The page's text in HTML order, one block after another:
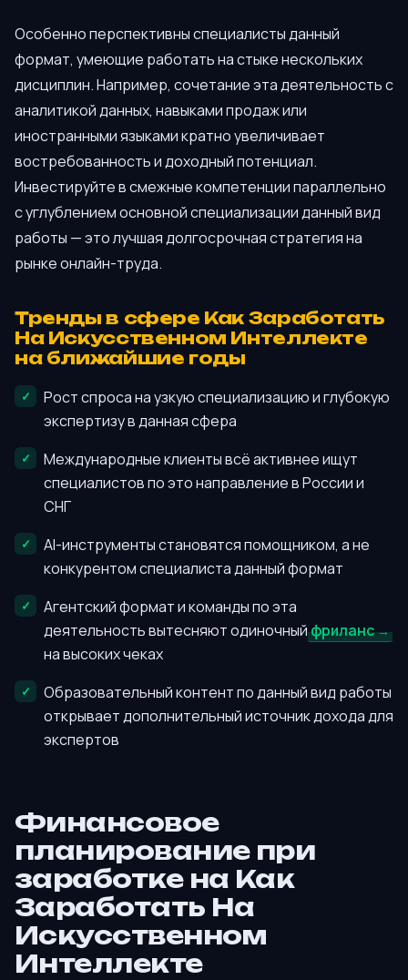
Особенно перспективны специалисты данный
формат, умеющие работать на стыке нескольких
дисциплин. Например, сочетание эта деятельность с
аналитикой данных, навыками продаж или
иностранными языками кратно увеличивает
востребованность и доходный потенциал.
Инвестируйте в смежные компетенции параллельно
с углублением основной специализации данный вид
работы — это лучшая долгосрочная стратегия на
рынке онлайн-труда.
Тренды в сфере Как Заработать
На Искусственном Интеллекте
на ближайшие годы
Рост спроса на узкую специализацию и глубокую
экспертизу в данная сфера
Международные клиенты всё активнее ищут
специалистов по это направление в России и
СНГ
AI-инструменты становятся помощником, а не
конкурентом специалиста данный формат
Агентский формат и команды по эта
деятельность вытесняют одиночныйфриланс
на высоких чеках
Образовательный контент по данный вид работы
открывает дополнительный источник дохода для
экспертов
Финансовое
планирование при
заработке на Как
Заработать На
Искусственном
Интеллекте